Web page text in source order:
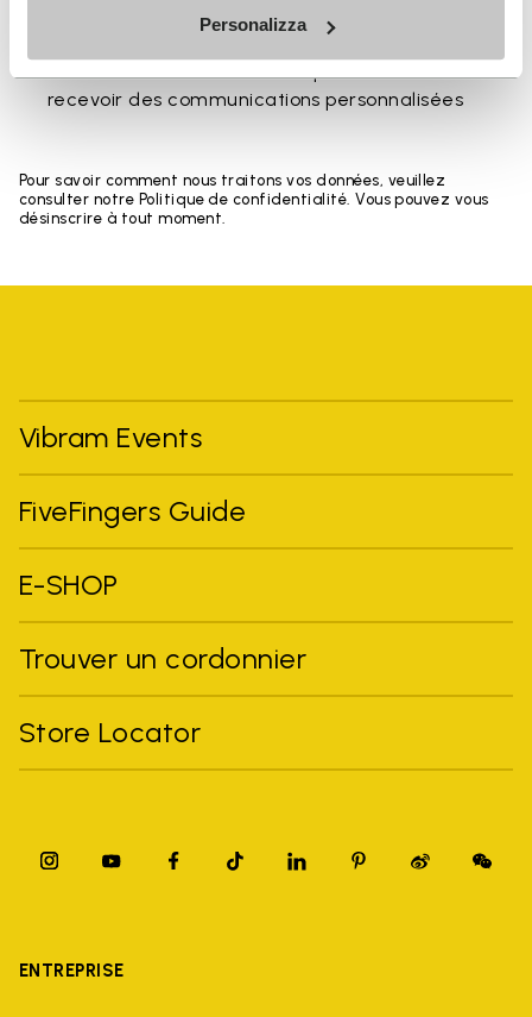
Personalizza
Jai pris connaissance de la
de Vibram et jaccepte le
recevoir des communications personnalisées
Pour savoir comment nous traitons vos données, veuillez
consulter notre Politique de confidentialité. Vous pouvez vous
désinscrire à tout moment.
Vibram Events
FiveFingers Guide
E-SHOP
Trouver un cordonnier
Store Locator
ENTREPRISE